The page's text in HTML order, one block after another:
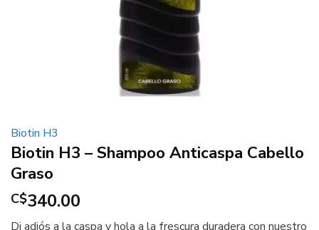
Biotin H3
Biotin H3 – Shampoo Anticaspa Cabello
Graso
C$340.00
Di adiós a la caspa y hola a la frescura duradera con nuestro